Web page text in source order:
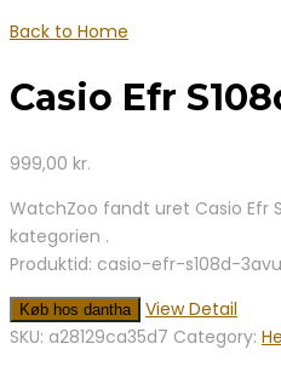
Back to Home
Casio Efr
999,00 kr.
WatchZoo fandt uret Casio Efr
kategorien .
Produktid: casio-efr-s108d-
Køb hos dantha
View Detail
SKU: a28129ca35d7 Category: